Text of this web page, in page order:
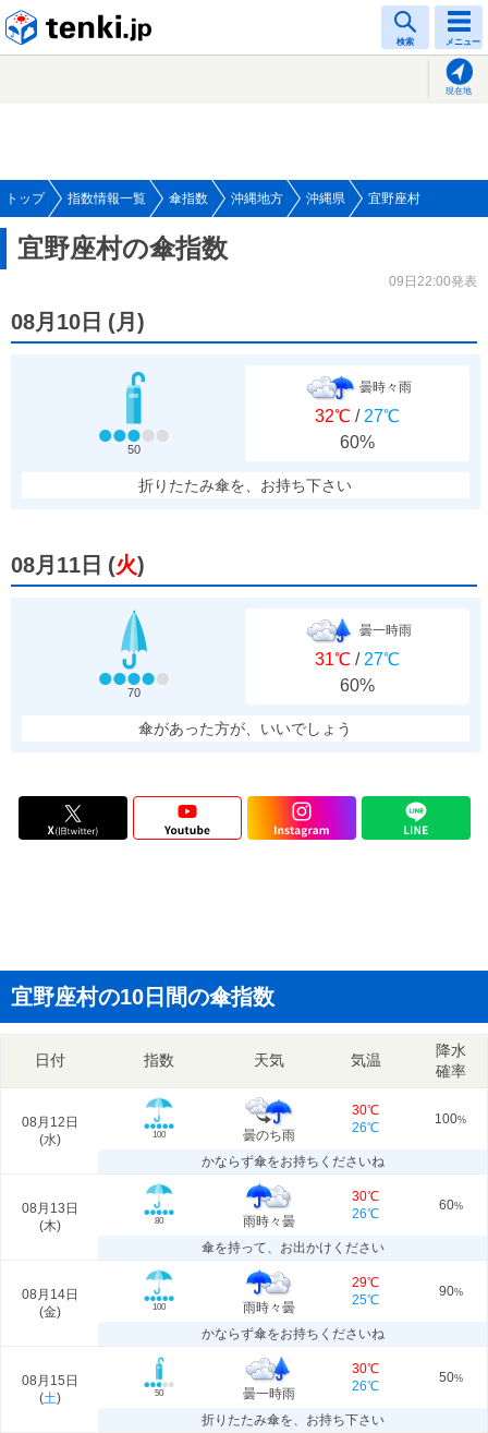
検索 メニュー
現在地
トップ 指数情報一覧 傘指数 沖縄地方 沖縄県 宜野座村
宜野座村の傘指数
09日22:00発表
08月10日 (月 )
50
曇時々雨
32℃ / 27℃
60%
折りたたみ傘を、お持ち下さい
08月11日 (火)
70
曇一時雨
31℃ / 27℃
60%
傘があった方が、いいでしょう
宜野座村の10日間の傘指数
日付 指数 天気 気温
降水
確率
08月12日
(水) 100 曇のち雨
30℃
26℃
100%
かならず傘をお持ちくださいね
08月13日
(木) 80 雨時々曇
30℃
26℃
60%
傘を持って、お出かけください
08月14日
(金) 100 雨時々曇
29℃
25℃
90%
かならず傘をお持ちくださいね
08月15日
(土) 50 曇一時雨
30℃
26℃
50%
折りたたみ傘を、お持ち下さい